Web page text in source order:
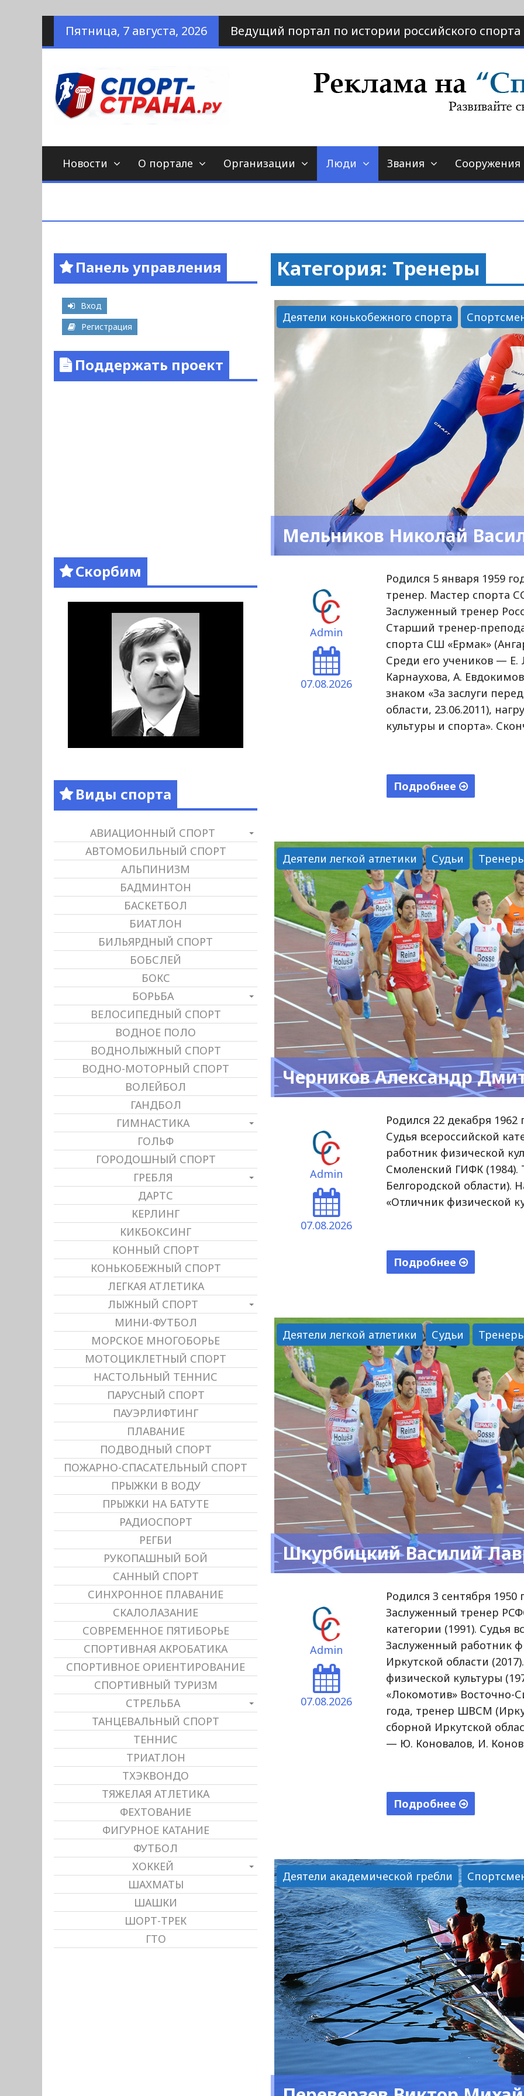
НаверхПятница, 7 августа, 2026 Ведущий портал по истории российского спорта
Спорт-страна.ру
портал по истории спорта
Новости О портале Организации Люди Звания Сооружения
Категория: Тренеры
Деятели конькобежного спорта
Мельников Николай
Admin
07.08.2026
Родился 5 января 1959
тренер. Мастер спорта
Заслуженный тренер
Старший тренер-
спорта СШ «Ермак»
Среди его учеников —
Карнаухова, А.
знаком «За заслуги
области, 23.06.2011),
культуры и спорта».
Подробнее
Васильевич"
Деятели легкой атлетики
Судьи
Черников Александр
Admin
07.08.2026
Родился 22 декабря 1962
Судья всероссийской
работник физической
Смоленский ГИФК
Белгородской области).
«Отличник физической
Подробнее
Дмитриевич"
Деятели легкой атлетики
Судьи
Шкурбицкий Василий
Admin
07.08.2026
Родился 3 сентября 1950
Заслуженный тренер
категории (1991). Судья
Заслуженный работник
Иркутской области
физической культуры
«Локомотив» Восточно-
года, тренер ШВСМ
сборной Иркутской
— Ю. Коновалов, И.
Подробнее
Лаврентьевич"
Деятели академической гребли
Панель управления
Вход
Регистрация
Поддержать проект
Скорбим
Виды спорта
АВИАЦИОННЫЙ СПОРТ
АВТОМОБИЛЬНЫЙ СПОРТ
АЛЬПИНИЗМ
БАДМИНТОН
БАСКЕТБОЛ
БИАТЛОН
БИЛЬЯРДНЫЙ СПОРТ
БОБСЛЕЙ
БОКС
БОРЬБА
ВЕЛОСИПЕДНЫЙ СПОРТ
ВОДНОЕ ПОЛО
ВОДНОЛЫЖНЫЙ СПОРТ
ВОДНО-МОТОРНЫЙ СПОРТ
ВОЛЕЙБОЛ
ГАНДБОЛ
ГИМНАСТИКА
ГОЛЬФ
ГОРОДОШНЫЙ СПОРТ
ГРЕБЛЯ
ДАРТС
КЕРЛИНГ
КИКБОКСИНГ
КОННЫЙ СПОРТ
КОНЬКОБЕЖНЫЙ СПОРТ
ЛЕГКАЯ АТЛЕТИКА
ЛЫЖНЫЙ СПОРТ
МИНИ-ФУТБОЛ
МОРСКОЕ МНОГОБОРЬЕ
МОТОЦИКЛЕТНЫЙ СПОРТ
НАСТОЛЬНЫЙ ТЕННИС
ПАРУСНЫЙ СПОРТ
ПАУЭРЛИФТИНГ
ПЛАВАНИЕ
ПОДВОДНЫЙ СПОРТ
ПОЖАРНО-СПАСАТЕЛЬНЫЙ СПОРТ
ПРЫЖКИ В ВОДУ
ПРЫЖКИ НА БАТУТЕ
РАДИОСПОРТ
РЕГБИ
РУКОПАШНЫЙ БОЙ
САННЫЙ СПОРТ
СИНХРОННОЕ ПЛАВАНИЕ
СКАЛОЛАЗАНИЕ
СОВРЕМЕННОЕ ПЯТИБОРЬЕ
СПОРТИВНАЯ АКРОБАТИКА
СПОРТИВНОЕ ОРИЕНТИРОВАНИЕ
СПОРТИВНЫЙ ТУРИЗМ
СТРЕЛЬБА
ТАНЦЕВАЛЬНЫЙ СПОРТ
ТЕННИС
ТРИАТЛОН
ТХЭКВОНДО
ТЯЖЕЛАЯ АТЛЕТИКА
ФЕХТОВАНИЕ
ФИГУРНОЕ КАТАНИЕ
ФУТБОЛ
ХОККЕЙ
ШАХМАТЫ
ШАШКИ
ШОРТ-ТРЕК
ГТО